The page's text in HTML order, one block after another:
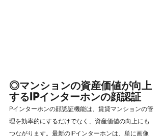
◎マンションの資産価値が向上
するIPインターホンの顔認証
Pインターホンの顔認証機能は、賃貸マンションの管
理を効率的にするだけでなく、資産価値の向上にも
つながります。最新のIPインターホンは、単に画像